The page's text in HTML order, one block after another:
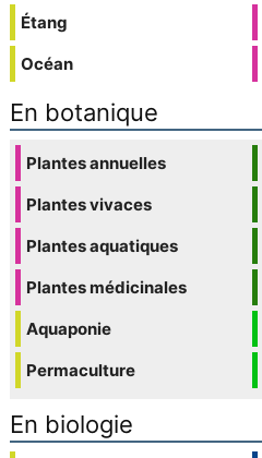
Étang
Océan
En botanique
Plantes annuelles
Plantes vivaces
Plantes aquatiques
Plantes médicinales
Aquaponie
Permaculture
En biologie